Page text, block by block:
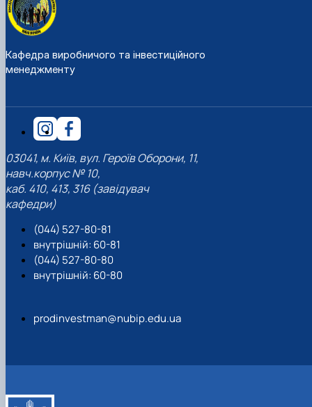
Кафедра виробничого та інвестиційного
менеджменту
03041, м. Київ, вул. Героїв Оборони, 11,
навч.корпус № 10,
каб. 410, 413, 316 (завідувач
кафедри)
(044) 527-80-81
внутрішній: 60-81
(044) 527-80-80
внутрішній: 60-80
prodinvestman@nubip.edu.ua